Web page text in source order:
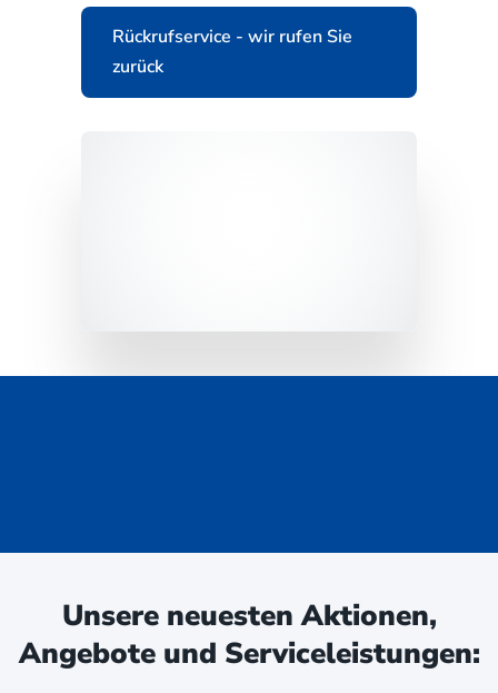
Rückrufservice - wir rufen Sie
zurück
Unsere neuesten Aktionen,
Angebote und Serviceleistungen: